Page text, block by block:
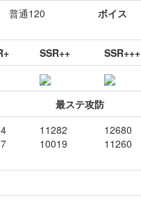
普通120 ボイス
SSR++ SSR+++
最ステ攻防
11282
10019
12680
11260